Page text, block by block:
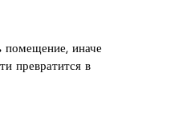
помещение, иначе
превратится в